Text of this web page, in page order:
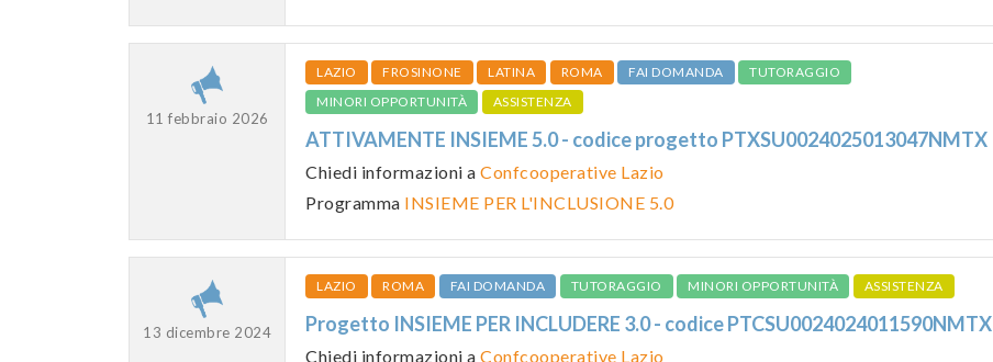
11 febbraio 2026
LAZIO FROSINONE LATINA ROMA FAI DOMANDA
TUTORAGGIO
MINORI OPPORTUNITÀ
ASSISTENZA
ATTIVAMENTE INSIEME 5.0 - codice progetto PTXSU0024025013047NMTX
Chiedi informazioni a Confcooperative Lazio
Programma INSIEME PER L'INCLUSIONE 5.0
13 dicembre 2024
LAZIO ROMA FAI DOMANDA TUTORAGGIO MINORI OPPORTUNITÀ ASSISTENZA
Progetto INSIEME PER INCLUDERE 3.0 - codice PTCSU0024024011590NMTX
Chiedi informazioni a Confcooperative Lazio